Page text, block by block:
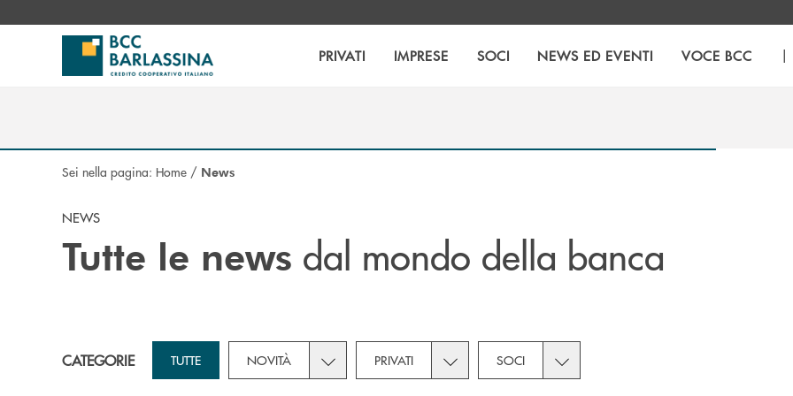
PRIVATI IMPRESE SOCI NEWS ED EVENTI VOCE BCC |
Sei nella pagina: Home / News
NEWS
Tutte le news dal mondo della banca
CATEGORIE TUTTE NOVITÀ Toggle subcategories dropdown for Novità
PRIVATI Toggle subcategories dropdown for Privati
SOCI Toggle subcategories dropdown for Soci